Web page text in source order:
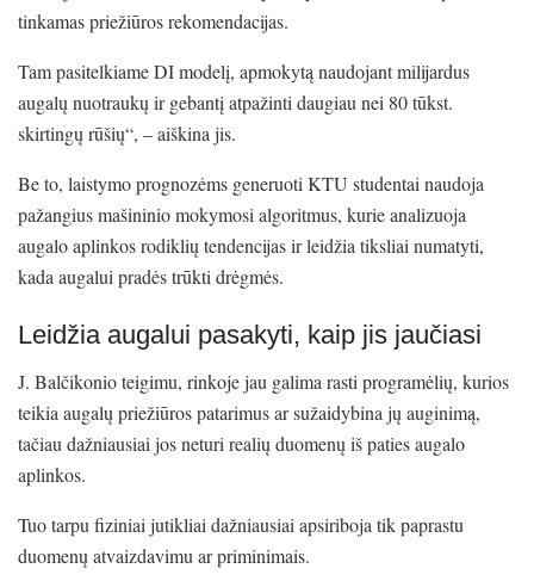
tinkamas priežiūros rekomendacijas.
Tam pasitelkiame DI modelį, apmokytą naudojant milijardus
augalų nuotraukų ir gebantį atpažinti daugiau nei 80 tūkst.
skirtingų rūšių“, – aiškina jis.
Be to, laistymo prognozėms generuoti KTU studentai naudoja
pažangius mašininio mokymosi algoritmus, kurie analizuoja
augalo aplinkos rodiklių tendencijas ir leidžia tiksliai numatyti,
kada augalui pradės trūkti drėgmės.
Leidžia augalui pasakyti, kaip jis jaučiasi
J. Balčikonio teigimu, rinkoje jau galima rasti programėlių, kurios
teikia augalų priežiūros patarimus ar sužaidybina jų auginimą,
tačiau dažniausiai jos neturi realių duomenų iš paties augalo
aplinkos.
Tuo tarpu fiziniai jutikliai dažniausiai apsiriboja tik paprastu
duomenų atvaizdavimu ar priminimais.